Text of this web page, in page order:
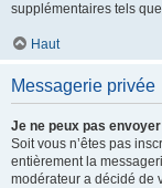
supplémentaires tels
Haut
Messagerie privée
Je ne peux pas
Soit vous n’êtes pas
entièrement la
modérateur a décidé de